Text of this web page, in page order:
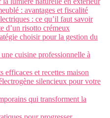
: avantages et fiscalité
: ce qu’il faut savoir
d’un risotto crémeux
choisir pour la gestion du
cuisine professionnelle à
efficaces et recettes maison
silencieux pour votre
qui transforment la